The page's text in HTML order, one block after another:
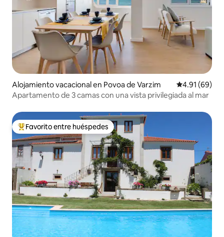
Alojamiento vacacional en Povoa de Varzim Calificación
4.91 (69)
Apartamento de 3 camas con una vista privilegiada al mar
De los mejores en Favorito entre huéspedes
Favorito entre huéspedes